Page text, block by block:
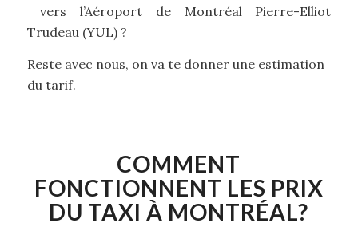
vers l’Aéroport de Montréal Pierre-Elliot
Trudeau (YUL) ?
Reste avec nous, on va te donner une estimation
du tarif.
COMMENT
FONCTIONNENT LES PRIX
DU TAXI À MONTRÉAL?